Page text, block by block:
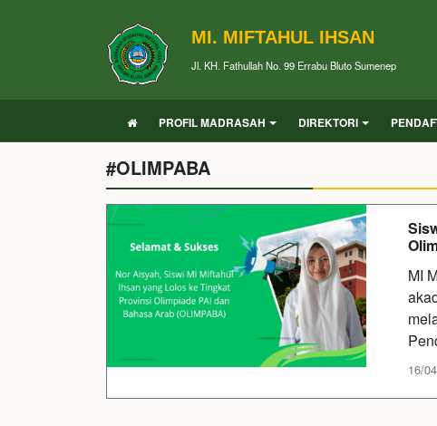
MI. MIFTAHUL IHSAN
Jl. KH. Fathullah No. 99 Errabu Bluto Sumenep
PROFIL MADRASAH DIREKTORI
#OLIMPABA
MI
16/